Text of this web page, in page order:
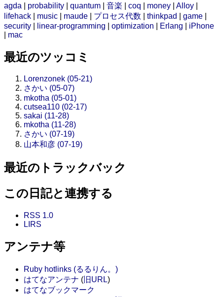
agda
probability quantum 音楽 coq money Alloy
lifehack
music maude プロセス代数 thinkpad game
security
linear-programming optimization Erlang
iPhone
mac
最近のツッコミ
Lorenzonek (05-21)
さかい (05-07)
mkotha (05-01)
cutsea110 (02-17)
sakai (11-28)
mkotha (11-28)
さかい (07-19)
山本和彦 (07-19)
最近のトラックバック
この日記と連携する
RSS 1.0
LIRS
アンテナ等
Ruby hotlinks (るるりん。)
はてなアンテナ ( 旧URL)
はてなブックマーク